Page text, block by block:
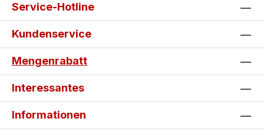
Service-Hotline
Kundenservice
Mengenrabatt
Interessantes
Informationen